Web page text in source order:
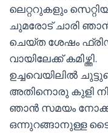
ലെറ്ററുകളും
ചുമരോട് ചാരി ഞാൻ
ചെയ്ത ശേഷം
വായിലേക്ക് കമിഴ്ത്തി.
ഉച്ചവെയിലിൽ
അതിനൊരു കുളി
ഞാൻ സമയം നോക്കി
ഒന്നുറങ്ങാനുള്ള